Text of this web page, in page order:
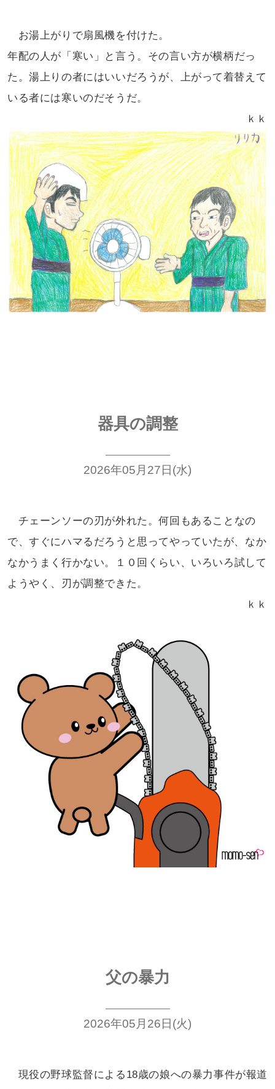
お湯上がりで扇風機を付けた。
年配の人が「寒い」と言う。その言い方が横柄だっ
た。湯上りの者にはいいだろうが、上がって着替えて
いる者には寒いのだそうだ。
ｋｋ
器具の調整
2026年05月27日(水)
チェーンソーの刃が外れた。何回もあることなの
で、すぐにハマるだろうと思ってやっていたが、なか
なかうまく 行かない。１０回くらい、いろいろ試して
ようやく、刃が調整できた。
ｋｋ
父の暴力
2026年05月26日(火)
現役の野球監督による18歳の娘への暴力事件が報道